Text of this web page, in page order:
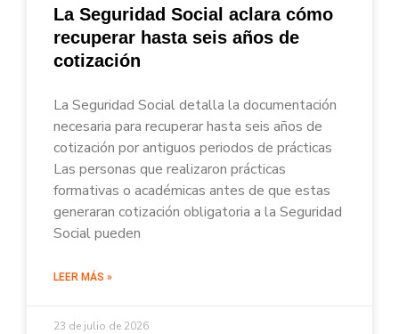
La Seguridad Social aclara cómo
recuperar hasta seis años de
cotización
La Seguridad Social detalla la documentación
necesaria para recuperar hasta seis años de
cotización por antiguos periodos de prácticas
Las personas que realizaron prácticas
formativas o académicas antes de que estas
generaran cotización obligatoria a la Seguridad
Social pueden
LEER MÁS »
23 de julio de 2026